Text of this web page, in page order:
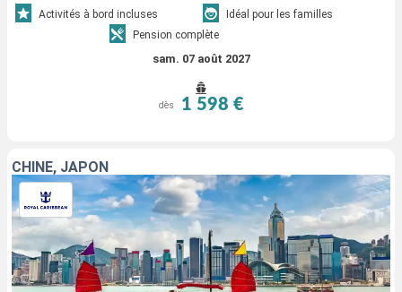
Activités à bord incluses
Idéal pour les familles
Pension complète
sam. 07 août 2027
dès 1 598 €
CHINE, JAPON